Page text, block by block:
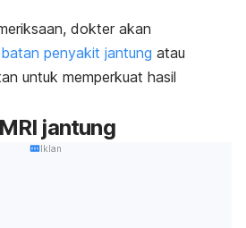
dokter akan
penyakit jantung atau
untuk memperkuat hasil
jantung
Iklan